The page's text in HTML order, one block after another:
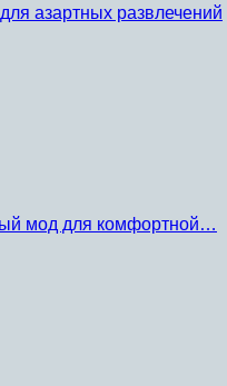
азартных развлечений
мод для комфортной…